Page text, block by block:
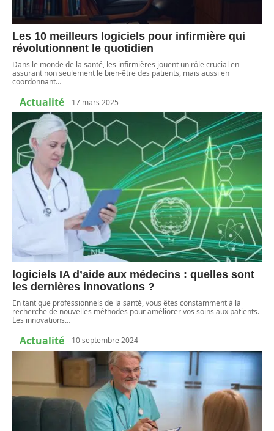
Les 10 meilleurs logiciels pour infirmière qui
révolutionnent le quotidien
Dans le monde de la santé, les infirmières jouent un rôle crucial en
assurant non seulement le bien-être des patients, mais aussi en
coordonnant…
Actualité 17 mars 2025
logiciels IA d’aide aux médecins : quelles sont
les dernières innovations ?
En tant que professionnels de la santé, vous êtes constamment à la
recherche de nouvelles méthodes pour améliorer vos soins aux patients.
Les innovations…
Actualité 10 septembre 2024